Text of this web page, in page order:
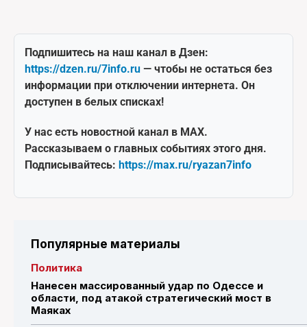
Подпишитесь на наш канал в Дзен:
https://dzen.ru/7info.ru — чтобы не остаться без
информации при отключении интернета. Он
доступен в белых списках!
У нас есть новостной канал в MAX.
Рассказываем о главных событиях этого дня.
Подписывайтесь: https://max.ru/ryazan7info
Популярные материалы
Политика
Нанесен массированный удар по Одессе и
области, под атакой стратегический мост в
Маяках